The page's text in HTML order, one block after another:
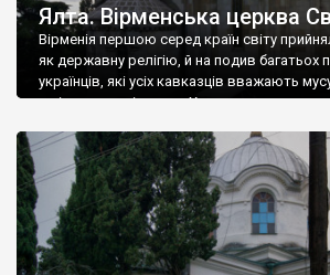
Ялта. Вірменська церква
Вірменія першою серед країн світу
як державну релігію, й на подив багатьох
українців, які усіх кавказців вважають
є відданими вірянами Христа